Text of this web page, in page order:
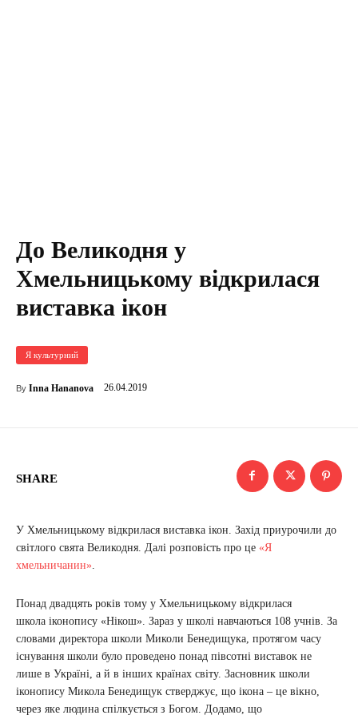
До Великодня у
Хмельницькому відкрилася
виставка ікон
Я культурний
By Inna Hananova 26.04.2019
SHARE
У Хмельницькому відкрилася виставка ікон. Захід приурочили до
світлого свята Великодня. Далі розповість про це «Я
хмельничанин»
Понад двадцять років тому у Хмельницькому відкрилася
школа іконопису «Нікош». Зараз у школі навчаються 108 учнів. За
словами директора школи Миколи Бенедищука, протягом часу
існування школи було проведено понад півсотні виставок не
лише в Україні, а й в інших країнах світу. Засновник школи
іконопису Микола Бенедищук стверджує, що ікона – це вікно,
через яке людина спілкується з Богом. Додамо, що